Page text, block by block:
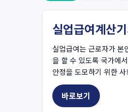
실업급여계산
실업급여는 근로자가 본
을 할 수 있도록 국가에
안정을 도모하기 위한
바로보기